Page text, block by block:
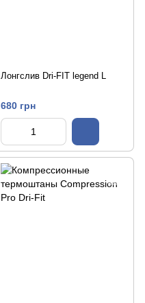
Лонгслив Dri-FIT legend L
680 грн